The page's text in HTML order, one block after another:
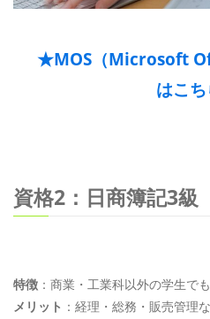
★MOS（Microsoft
はこち
資格2：日商簿記3級
特徴 ：商業・工業科以外の学生で
メリット ：経理・総務・販売管理